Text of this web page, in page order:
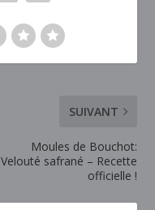
SUIVANT
Moules de Bouchot:
Velouté safrané – Recette
officielle !